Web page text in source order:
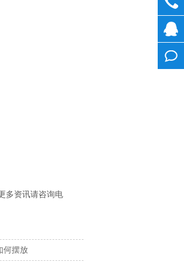
多资讯请咨询电
何摆放
0755-
在线